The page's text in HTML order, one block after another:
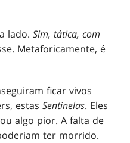
lado. Sim, tática, com
Metaforicamente, é
ficar vivos
estas Sentinelas. Eles
algo pior. A falta de
ter morrido.